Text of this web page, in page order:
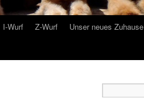
I-Wurf Z-Wurf
Unser neues Zuhause